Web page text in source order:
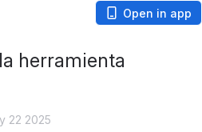
Open in app
herramienta
22 2025